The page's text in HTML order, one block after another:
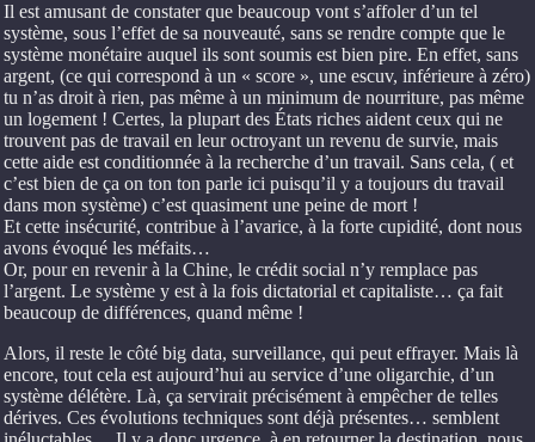
Il est amusant de constater que beaucoup vont s’affoler d’un tel
système, sous l’effet de sa nouveauté, sans se rendre compte que le
système monétaire auquel ils sont soumis est bien pire. En effet, sans
argent, (ce qui correspond à un « score », une escuv, inférieure à zéro)
tu n’as droit à rien, pas même à un minimum de nourriture, pas même
un logement ! Certes, la plupart des États riches aident ceux qui ne
trouvent pas de travail en leur octroyant un revenu de survie, mais
cette aide est conditionnée à la recherche d’un travail. Sans cela, ( et
c’est bien de ça on ton ton parle ici puisqu’il y a toujours du travail
dans mon système) c’est quasiment une peine de mort !
Et cette insécurité, contribue à l’avarice, à la forte cupidité, dont nous
avons évoqué les méfaits…
Or, pour en revenir à la Chine, le crédit social n’y remplace pas
l’argent. Le système y est à la fois dictatorial et capitaliste… ça fait
beaucoup de différences, quand même !
Alors, il reste le côté big data, surveillance, qui peut effrayer. Mais là
encore, tout cela est aujourd’hui au service d’une oligarchie, d’un
système délétère. Là, ça servirait précisément à empêcher de telles
dérives. Ces évolutions techniques sont déjà présentes… semblent